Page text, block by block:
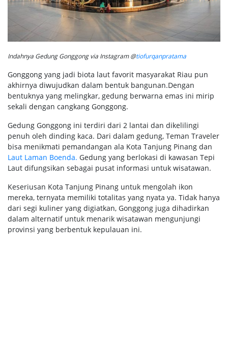
Indahnya Gedung Gonggong via Instagram @tiofurqanpratama
Gonggong yang jadi biota laut favorit masyarakat Riau pun
akhirnya diwujudkan dalam bentuk bangunan.Dengan
bentuknya yang melingkar, gedung berwarna emas ini mirip
sekali dengan cangkang Gonggong.
Gedung Gonggong ini terdiri dari 2 lantai dan dikelilingi
penuh oleh dinding kaca. Dari dalam gedung, Teman Traveler
bisa menikmati pemandangan ala Kota Tanjung Pinang dan
Laut Laman Boenda. Gedung yang berlokasi di kawasan Tepi
Laut difungsikan sebagai pusat informasi untuk wisatawan.
Keseriusan Kota Tanjung Pinang untuk mengolah ikon
mereka, ternyata memiliki totalitas yang nyata ya. Tidak hanya
dari segi kuliner yang digiatkan, Gonggong juga dihadirkan
dalam alternatif untuk menarik wisatawan mengunjungi
provinsi yang berbentuk kepulauan ini.